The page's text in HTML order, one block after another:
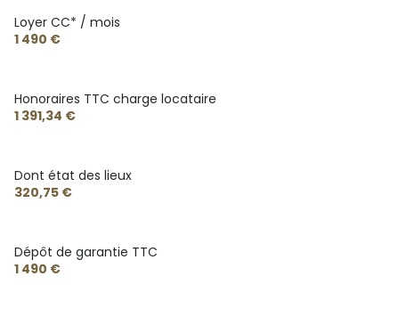
Loyer CC* / mois
1 490 €
Honoraires TTC charge locataire
1 391,34 €
Dont état des lieux
320,75 €
Dépôt de garantie TTC
1 490 €